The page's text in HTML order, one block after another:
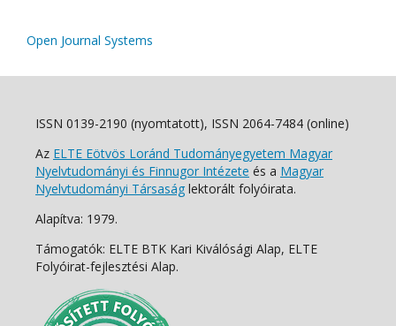
Open Journal Systems
ISSN 0139-2190 (nyomtatott), ISSN 2064-7484 (online)
Az ELTE Eötvös Loránd Tudományegyetem Magyar
Nyelvtudományi és Finnugor Intézete és a Magyar
Nyelvtudományi Társaság lektorált folyóirata.
Alapítva: 1979.
Támogatók: ELTE BTK Kari Kiválósági Alap, ELTE
Folyóirat-fejlesztési Alap.